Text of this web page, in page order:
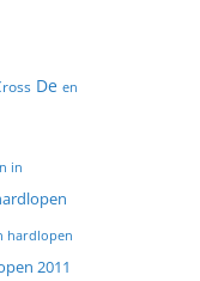
De en
in
hardlopen
2011